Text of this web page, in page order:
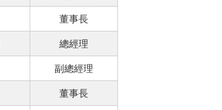
董事長
總經理
副總經理
董事長